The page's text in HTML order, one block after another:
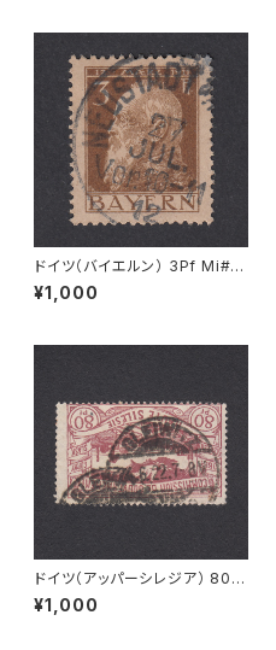
ドイツ（バイエルン） 3Pf Mi#7
6 使用済み切手｜NEUSTADT
27.JUL.1912
¥1,000
ドイツ（アッパーシレジア） 80P
f Mi#25 使用済み切手｜GLEI
WITZ 24.6.1922
¥1,000